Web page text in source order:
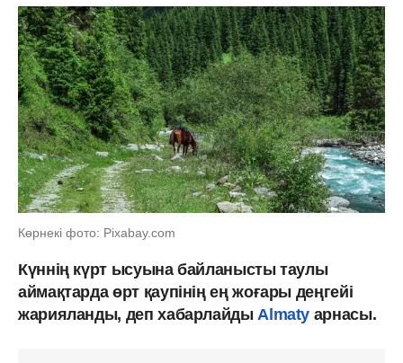
Көрнекі фото: Рixabay.com
Күннің күрт ысуына байланысты таулы
аймақтарда өрт қаупінің ең жоғары деңгейі
жарияланды, деп хабарлайды Almaty арнасы.